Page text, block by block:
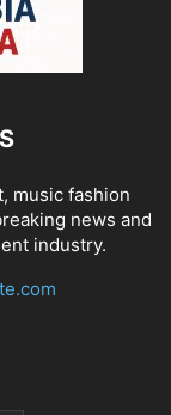
music fashion
news and
industry.